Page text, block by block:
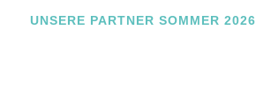
UNSERE PARTNER SOMMER 2026